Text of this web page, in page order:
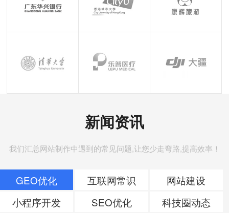
新闻资讯
我们汇总网站制作中遇到的常见问题,让您少走弯路,提高效率！
GEO优化 互联网常识
网站建设
小程序开发
SEO优化
科技圈动态